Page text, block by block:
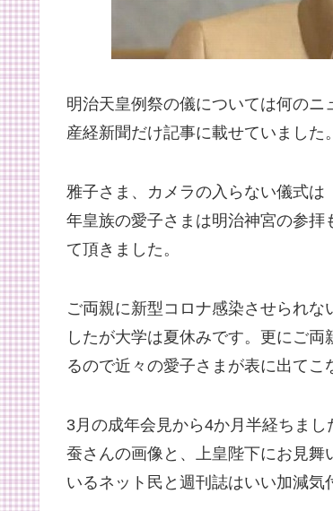
明治天皇例祭の儀については何の
産経新聞だけ記事に載せていました。
雅子さま、カメラの入らない儀式
年皇族の愛子さまは明治神宮の参
て頂きました。
ご両親に新型コロナ感染させられ
したが大学は夏休みです。更にご
るので近々の愛子さまが表に出てこ
3月の成年会見から4か月半経ちま
蚕さんの画像と、上皇陛下にお見
いるネット民と週刊誌はいい加減気